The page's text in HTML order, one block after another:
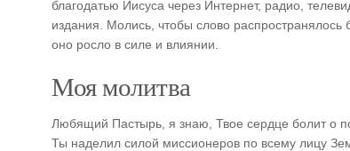
благодатью Иисуса через Интернет, радио,
издания. Молись, чтобы слово распространялось
оно росло в силе и влиянии.
Моя молитва
Любящий Пастырь, я знаю, Твое сердце болит о
Ты наделил силой миссионеров по всему лицу